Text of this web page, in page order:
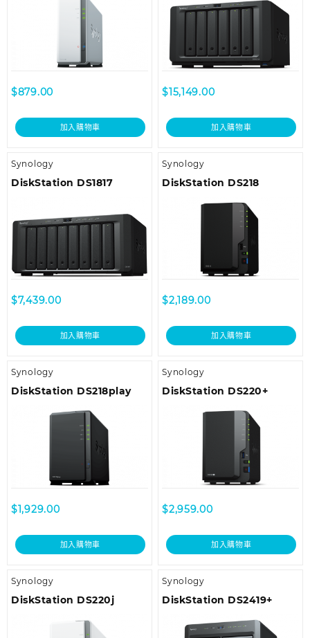
$879.00
加入購物車
$15,149.00
加入購物車
Synology
DiskStation DS1817
$7,439.00
加入購物車
Synology
DiskStation DS218
$2,189.00
加入購物車
Synology
DiskStation DS218play
$1,929.00
加入購物車
Synology
DiskStation DS220+
$2,959.00
加入購物車
Synology
DiskStation DS220j
Synology
DiskStation DS2419+